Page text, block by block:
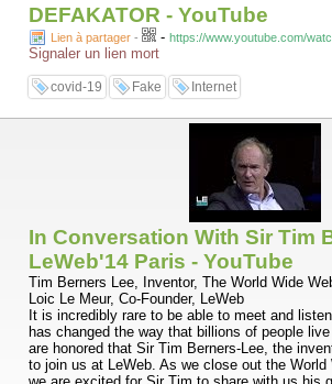
DEFAKATOR - YouTube
Lien à partager - - https://www.youtube.com/
Signaler un lien mort
covid-19 Fake Internet
In Conversation With Sir Tim
LeWeb'14 Paris - YouTube
Tim Berners Lee, Inventor, The World Wide
Loic Le Meur, Co-Founder, LeWeb
It is incredibly rare to be able to meet and
has changed the way that billions of people
are honored that Sir Tim Berners-Lee, the
to join us at LeWeb. As we close out the World